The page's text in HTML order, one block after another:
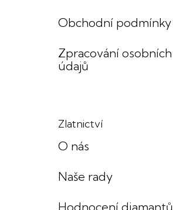
Obchodní podmínky
Zpracování osobních
údajů
Zlatnictví
O nás
Naše rady
Hodnocení diamantů